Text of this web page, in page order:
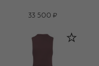
33 500 ₽